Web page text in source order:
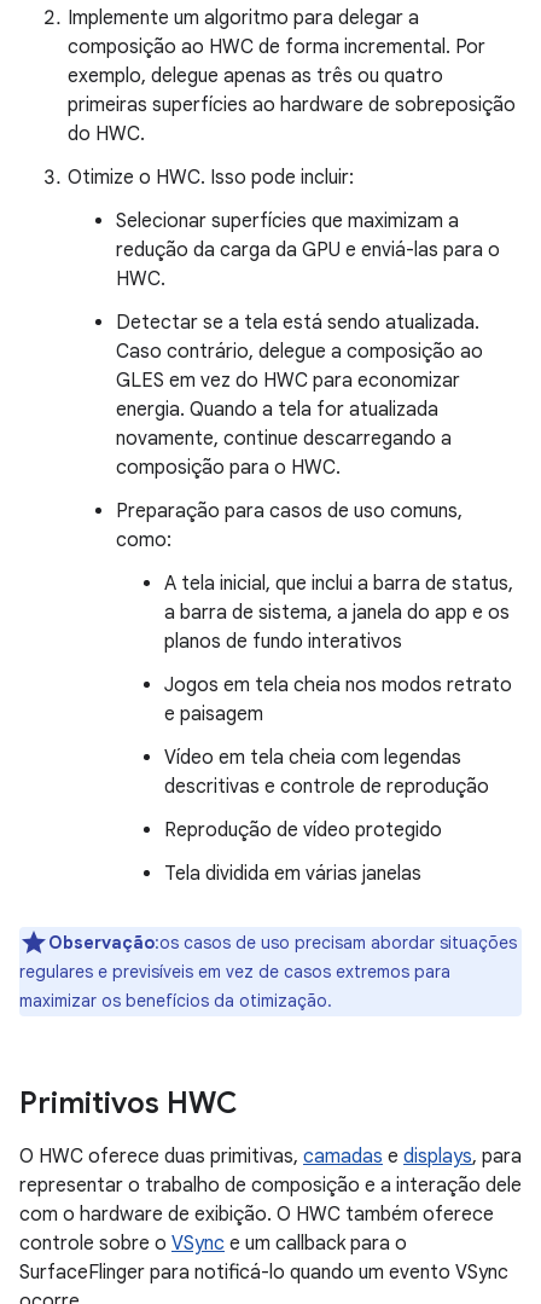
Implemente um algoritmo para delegar a
composição ao HWC de forma incremental. Por
exemplo, delegue apenas as três ou quatro
primeiras superfícies ao hardware de sobreposição
do HWC.
Otimize o HWC. Isso pode incluir:
Selecionar superfícies que maximizam a
redução da carga da GPU e enviá-las para o
HWC.
Detectar se a tela está sendo atualizada.
Caso contrário, delegue a composição ao
GLES em vez do HWC para economizar
energia. Quando a tela for atualizada
novamente, continue descarregando a
composição para o HWC.
Preparação para casos de uso comuns,
como:
A tela inicial, que inclui a barra de status,
a barra de sistema, a janela do app e os
planos de fundo interativos
Jogos em tela cheia nos modos retrato
e paisagem
Vídeo em tela cheia com legendas
descritivas e controle de reprodução
Reprodução de vídeo protegido
Tela dividida em várias janelas
Observação:os casos de uso precisam abordar situações
regulares e previsíveis em vez de casos extremos para
maximizar os benefícios da otimização.
Primitivos HWC
O HWC oferece duas primitivas, camadas e displays, para
representar o trabalho de composição e a interação dele
com o hardware de exibição. O HWC também oferece
controle sobre o VSync e um callback para o
SurfaceFlinger para notificá-lo quando um evento VSync